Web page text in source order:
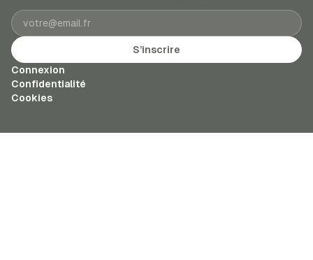
Adresse e-mail
S’inscrire
Connexion
Confidentialité
Cookies